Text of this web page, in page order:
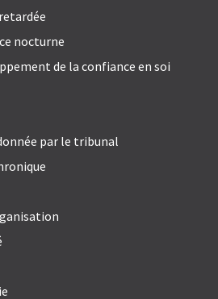
nocturne
de la confiance en soi
par le tribunal